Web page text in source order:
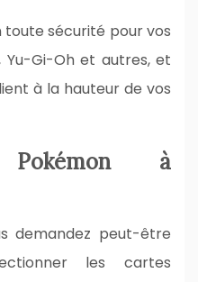
sécurité pour vos
Yu-Gi-Oh et autres, et
à la hauteur de vos
à
demandez peut-être
les cartes